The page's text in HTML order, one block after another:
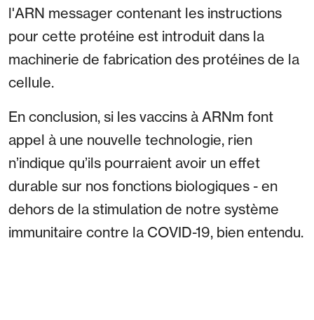
l'ARN messager contenant les instructions
pour cette protéine est introduit dans la
machinerie de fabrication des protéines de la
cellule.
En conclusion, si les vaccins à ARNm font
appel à une nouvelle technologie, rien
n’indique qu’ils pourraient avoir un effet
durable sur nos fonctions biologiques - en
dehors de la stimulation de notre système
immunitaire contre la COVID-19, bien entendu.